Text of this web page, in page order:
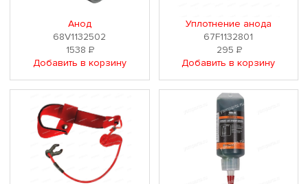
Анод
68V1132502
1538Р
Добавить в корзину
Уплотнение анода
67F1132801
295 Р
Добавить в корзину